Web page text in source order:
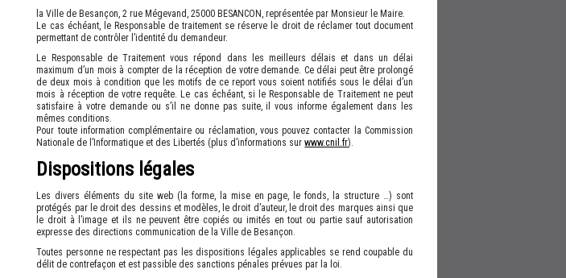
la Ville de Besançon, 2 rue Mégevand, 25000 BESANCON, représentée par Monsieur le Maire.
Le cas échéant, le Responsable de traitement se réserve le droit de réclamer tout document
permettant de contrôler l’identité du demandeur.
Le Responsable de Traitement vous répond dans les meilleurs délais et dans un délai
maximum d’un mois à compter de la réception de votre demande. Ce délai peut être prolongé
de deux mois à condition que les motifs de ce report vous soient notifiés sous le délai d’un
mois à réception de votre requête. Le cas échéant, si le Responsable de Traitement ne peut
satisfaire à votre demande ou s’il ne donne pas suite, il vous informe également dans les
mêmes conditions.
Pour toute information complémentaire ou réclamation, vous pouvez contacter la Commission
Nationale de l’Informatique et des Libertés (plus d’informations surwww.cnil.fr).
Dispositions légales
Les divers éléments du site web (la forme, la mise en page, le fonds, la structure …) sont
protégés par le droit des dessins et modèles, le droit d’auteur, le droit des marques ainsi que
le droit à l’image et ils ne peuvent être copiés ou imités en tout ou partie sauf autorisation
expresse des directions communication de la Ville de Besançon.
Toutes personne ne respectant pas les dispositions légales applicables se rend coupable du
délit de contrefaçon et est passible des sanctions pénales prévues par la loi.